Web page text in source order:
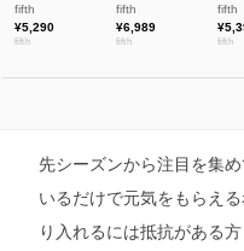
先シーズンから注目を集
いるだけで元気をもらえ
り入れるには抵抗がある